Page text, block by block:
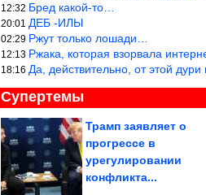
12:32 Бред какой-то…
20:01 ДЕБ -ИЛЫ
02:29 Ржут только лошади…
12:13 Ржака, которая взорвала интернет? Нет, количество рекламы
18:16 Да, действительно, от этой дури можно ржать до
Супертемы
Трамп заявляет о
прогрессе в
урегулировании
конфликта...
Крошки, при
сжимается от...